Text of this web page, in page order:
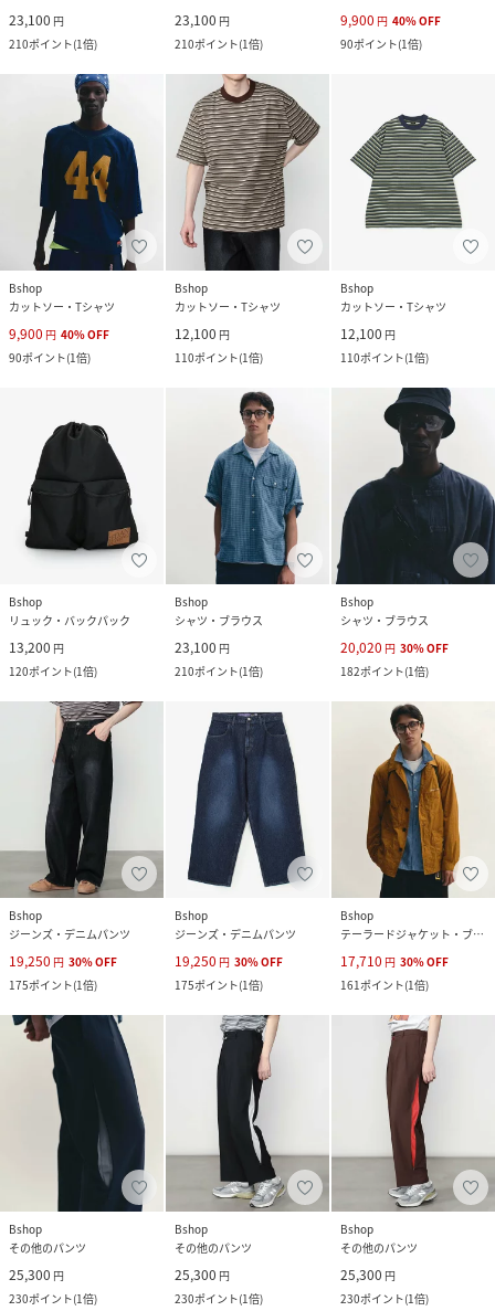
23,100 円
210ポイント(1倍)
23,100 円
210ポイント(1倍)
9,900 円 40%OFF
90ポイント(1倍)
Bshop
カットソー・Tシャツ
9,900 円 40%OFF
90ポイント(1倍)
Bshop
カットソー・Tシャツ
12,100 円
110ポイント(1倍)
Bshop
カットソー・Tシャツ
12,100 円
110ポイント(1倍)
Bshop
リュック・バックパック
13,200 円
120ポイント(1倍)
Bshop
シャツ・ブラウス
23,100 円
210ポイント(1倍)
Bshop
シャツ・ブラウス
20,020 円 30%OFF
182ポイント(1倍)
Bshop
ジーンズ・デニムパンツ
19,250 円 30%OFF
175ポイント(1倍)
Bshop
ジーンズ・デニムパンツ
19,250 円 30%OFF
175ポイント(1倍)
Bshop
テーラードジャケット・ブレザー
17,710 円 30%OFF
161ポイント(1倍)
Bshop
その他のパンツ
25,300 円
230ポイント(1倍)
Bshop
その他のパンツ
25,300 円
230ポイント(1倍)
Bshop
その他のパンツ
25,300 円
230ポイント(1倍)